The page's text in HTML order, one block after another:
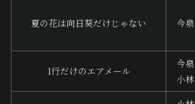
夏の花は向日葵だけじゃない 今
1行だけのエアメール
今
小